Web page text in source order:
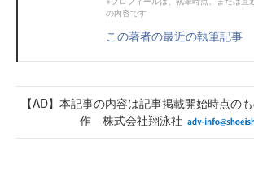
の内容です
この著者の最近の執筆記事
【AD】本記事の内容は記事掲載開始時点の
作 株式会社翔泳社